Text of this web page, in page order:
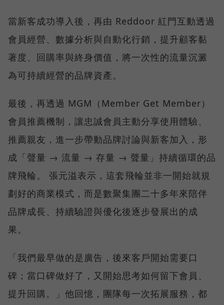
當新客成功導入後，再由 Reddoor 紅門互動透過
會員經營、數據分析與自動化行銷，提升顧客黏
著度、回購率與終身價值，將一次性的流量沉澱
為可持續經營的品牌資產。
最後，再透過 MGM（Member Get Member）
會員推薦機制，讓忠誠會員主動分享使用體驗、
推薦親友，進一步帶動品牌討論與新客加入，形
成「聲量 → 流量 → 存量 → 聲量」持續循環的品
牌飛輪。 張元溢表示，這套飛輪並非一開始就規
劃好的商業模式，而是數聚集團二十多年來陪伴
品牌成長、持續驗證與優化後逐步發展出的成
果。
「我們最早做的是廣告，後來客戶開始需要口
碑；當口碑做好了，又開始思考如何留下會員、
提升回購。」他回憶，團隊每一次拓展服務，都